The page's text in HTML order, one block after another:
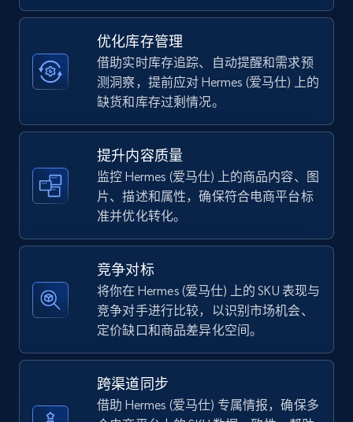
TikTok Shop - category
URL, Title, Available, Description, Currency, Initial
price, Final price, Discount percent, and more.
668+
TikTok Shop - Collect TikTok shop products
by keywords search
URL, Title, Available, Description, Currency, Initial
price, Final price, Discount percent, and more.
5.4K+ 668+
TikTok Shop - discover records by shop url
URL, Title, Available, Description, Currency, Initial
price, Final price, Discount percent, and more.
优化库存管理
借助实时库存追踪、自动提醒和需求预
测洞察，提前应对 Hermes (爱马仕) 上的
缺货和库存过剩情况。
提升内容质量
监控 Hermes (爱马仕) 上的商品内容、图
片、描述和属性，确保符合电商平台标
准并优化转化。
竞争对标
将你在 Hermes (爱马仕) 上的 SKU 表现与
竞争对手进行比较，以识别市场机会、
定价缺口和商品差异化空间。
跨渠道同步
借助 Hermes (爱马仕) 专属情报，确保多